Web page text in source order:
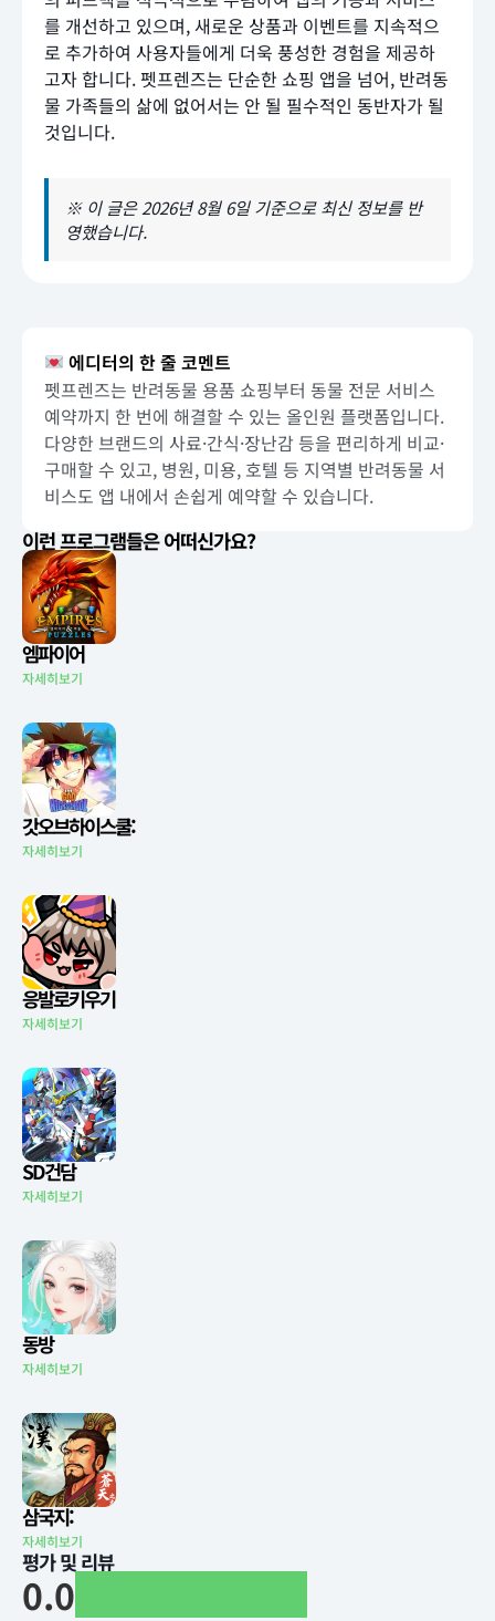
를 개선하고 있으며, 새로운 상품과 이벤트를 지속적으
로 추가하여 사용자들에게 더욱 풍성한 경험을 제공하
고자 합니다. 펫프렌즈는 단순한 쇼핑 앱을 넘어, 반려동
물 가족들의 삶에 없어서는 안 될 필수적인 동반자가 될
것입니다.
※ 이 글은 2026년 8월 6일 기준으로 최신 정보를 반
영했습니다.
에디터의 한 줄 코멘트
펫프렌즈는 반려동물 용품 쇼핑부터 동물 전문 서비스
예약까지 한 번에 해결할 수 있는 올인원 플랫폼입니다.
다양한 브랜드의 사료·간식·장난감 등을 편리하게 비교·
구매할 수 있고, 병원, 미용, 호텔 등 지역별 반려동물 서
비스도 앱 내에서 손쉽게 예약할 수 있습니다.
이런 프로그램들은 어떠신가요?
엠파이어
자세히보기
갓오브하이스쿨:
자세히보기
응발로키우기
자세히보기
SD건담
자세히보기
동방
자세히보기
삼국지:
자세히보기
평가 및 리뷰
0.0